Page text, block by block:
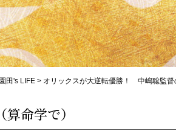
園田's LIFE > オリックスが大逆転優勝！ 中嶋聡監督
命学で）